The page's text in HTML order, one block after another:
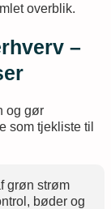
overblik.
–
og gør
som tjekliste til
grøn strøm
bøder og